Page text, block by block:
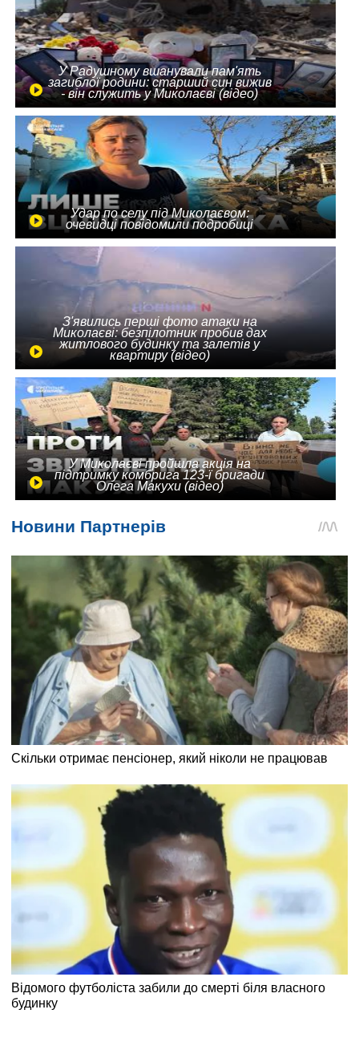
У Радушному вшанували пам'ять
загиблої родини: старший син вижив
- він служить у Миколаєві (відео)
Удар по селу під Миколаєвом:
очевидці повідомили подробиці
З'явились перші фото атаки на
Миколаєві: безпілотник пробив дах
житлового будинку та залетів у
квартиру (відео)
У Миколаєві пройшла акція на
підтримку комбрига 123-ї бригади
Олега Макухи (відео)